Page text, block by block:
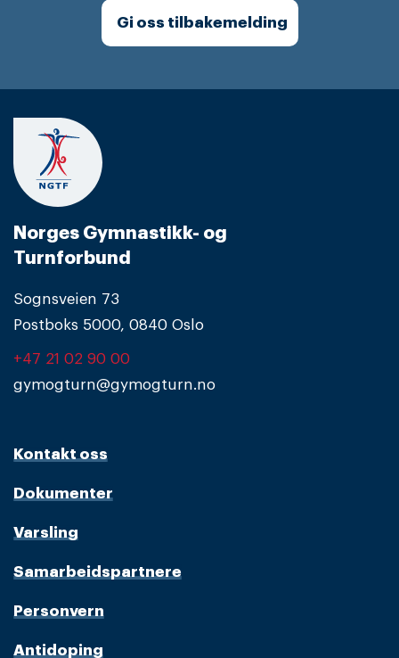
Gi oss tilbakemelding
Norges Gymnastikk- og
Turnforbund
Sognsveien 73
Postboks 5000, 0840 Oslo
+47 21 02 90 00
gymogturn@gymogturn.no
Kontakt oss
Dokumenter
Varsling
Samarbeidspartnere
Personvern
Antidoping